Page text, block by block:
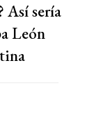
Así sería
León